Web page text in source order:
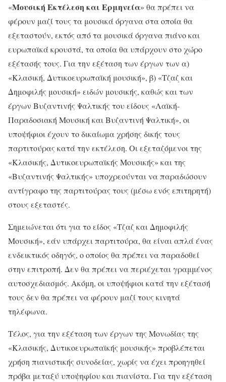
«Μουσική Εκτέλεση και Ερμηνεία» θα πρέπει να
φέρουν μαζί τους τα μουσικά όργανα στα οποία θα
εξεταστούν, εκτός από τα μουσικά όργανα πιάνο και
ευρωπαϊκά κρουστά, τα οποία θα υπάρχουν στο χώρο
εξέτασής τους. Για την εξέταση των έργων των α)
«Κλασική, Δυτικοευρωπαϊκή μουσική», β) «Τζαζ και
Δημοφιλής μουσική» ειδών μουσικής, καθώς και των
έργων Βυζαντινής Ψαλτικής του είδους «Λαϊκή-
Παραδοσιακή Μουσική και Βυζαντινή Ψαλτική», οι
υποψήφιοι έχουν το δικαίωμα χρήσης δικής τους
παρτιτούρας κατά την εκτέλεση. Οι εξεταζόμενοι της
«Κλασικής, Δυτικοευρωπαϊκής Μουσικής» και της
«Βυζαντινής Ψαλτικής» υποχρεούνται να παραδώσουν
αντίγραφο της παρτιτούρας τους (μέσω ενός επιτηρητή)
στους εξεταστές.
Σημειώνεται ότι για το είδος «Τζαζ και Δημοφιλής
Μουσική», εάν υπάρχει παρτιτούρα, θα είναι απλά ένας
ενδεικτικός οδηγός, ο οποίος θα πρέπει να παραδοθεί
στην επιτροπή. Δεν θα πρέπει να περιέχεται γραμμένος
αυτοσχεδιασμός. Ακόμη, οι υποψήφιοι κατά την εξέτασή
τους δεν θα πρέπει να φέρουν μαζί τους κινητά
τηλέφωνα.
Τέλος, για την εξέταση των έργων της Μονωδίας της
«Κλασικής, Δυτικοευρωπαϊκής μουσικής» προβλέπεται
χρήση πιανιστικής συνοδείας, χωρίς να έχει προηγηθεί
πρόβα μεταξύ υποψηφίου και πιανίστα. Για την εξέταση